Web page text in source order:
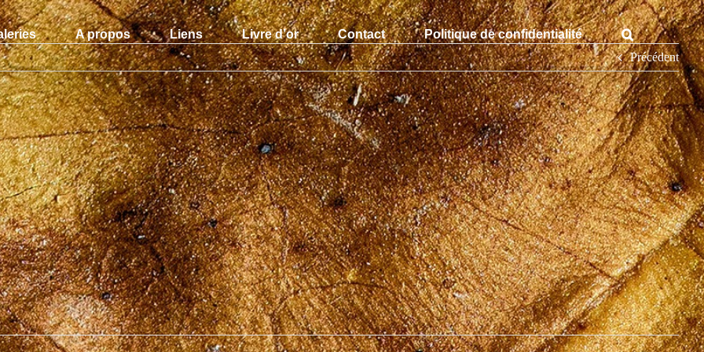
A propos Liens Livre d’or Contact
Politique de confidentialité
Précédent